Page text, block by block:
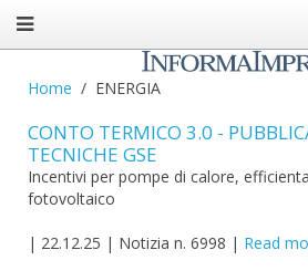
Home ENERGIA
CONTO TERMICO 3.0 -
TECNICHE GSE
Incentivi per pompe di calore,
fotovoltaico
| 22.12.25 | Notizia n. 6998 | Read